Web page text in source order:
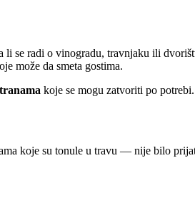
li se radi o vinogradu, travnjaku ili
može da smeta gostima.
koje se mogu zatvoriti po
koje su tonule u travu — nije bilo